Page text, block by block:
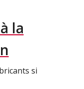
la
si